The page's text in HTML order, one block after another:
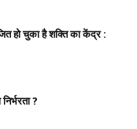
हो चुका है शक्ति का केंद्र :
?